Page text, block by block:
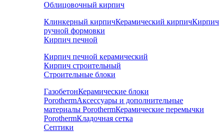
Облицовочный кирпич
Клинкерный кирпичКерамический кирпичКирпич
ручной формовки
Кирпич печной
Кирпич печной керамический
Кирпич строительный
Строительные блоки
ГазобетонКерамические блоки
PorothermАксессуары и дополнительные
материалы PorothermКерамические перемычки
PorothermКладочная сетка
Септики